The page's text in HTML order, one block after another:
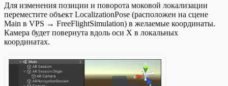
Для изменения позиции и поворота моковой локализации
переместите объект LocalizationPose (расположен на сцене
Main в VPS → FreeFlightSimulation) в желаемые координаты.
Камера будет повернута вдоль оси X в локальных
координатах.